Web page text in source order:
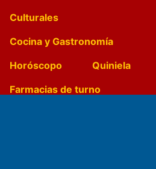
Culturales
Cocina y Gastronomía
Horóscopo
Quiniela
Farmacias de turno